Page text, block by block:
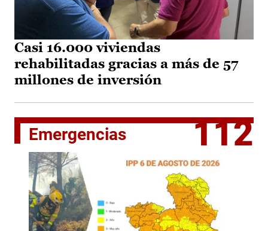
Casi 16.000 viviendas
rehabilitadas gracias a más de 57
millones de inversión
Emergencias 112